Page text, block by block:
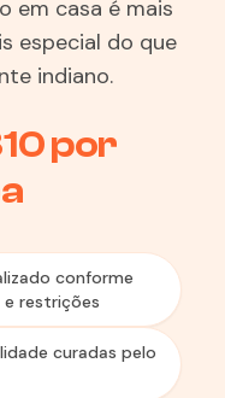
em casa é mais
especial do que
indiano.
por
conforme
e restrições
curadas pelo